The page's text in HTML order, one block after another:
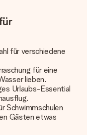
für verschiedene
für eine
lieben.
Urlaubs-Essential
Schwimmschulen
Gästen etwas